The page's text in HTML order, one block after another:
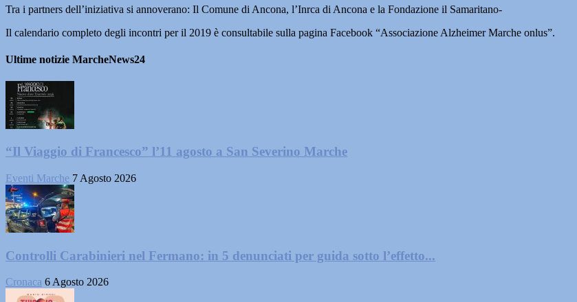
Tra i partners dell’iniziativa si annoverano: Il Comune di Ancona, l’Inrca di Ancona e la Fondazione il Samaritano-
Il calendario completo degli incontri per il 2019 è consultabile sulla pagina Facebook “Associazione Alzheimer Marche onlus”.
Ultime notizie MarcheNews24
“Il Viaggio di Francesco” l’11 agosto a San Severino Marche
Eventi Marche 7 Agosto 2026
Controlli Carabinieri nel Fermano: in 5 denunciati per guida sotto l’effetto...
Cronaca 6 Agosto 2026